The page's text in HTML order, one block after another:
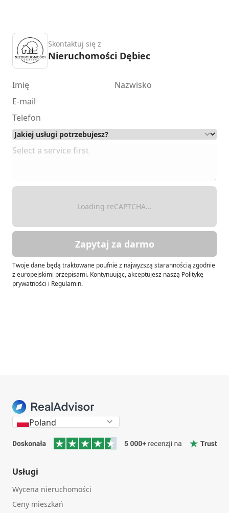
Skontaktuj się z
Nieruchomości Dębiec
Loading reCAPTCHA...
Zapytaj za darmo
Twoje dane będą traktowane poufnie z najwyższą starannością zgodnie
z europejskimi przepisami. Kontynuując, akceptujesz naszą Politykę
prywatności i Regulamin.
Poland
Usługi
Wycena nieruchomości
Ceny mieszkań